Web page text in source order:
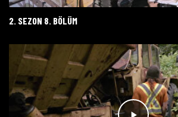
2. SEZON 8. BÖLÜM